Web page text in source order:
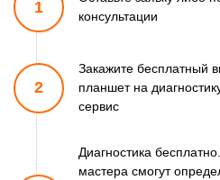
1
консультации
2
Закажите бесплатный
планшетна
сервис
Диагностика
мастера смогут